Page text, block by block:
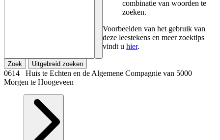
combinatie van woorden te
zoeken.
Voorbeelden van het gebruik van
deze leestekens en meer zoektips
vindt u hier.
Zoek Uitgebreid zoeken
0614 Huis te Echten en de Algemene Compagnie van 5000
Morgen te Hoogeveen